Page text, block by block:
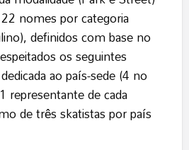
nomes por categoria
definidos com base no
os seguintes
ao país-sede (4 no
de cada
de três skatistas por país